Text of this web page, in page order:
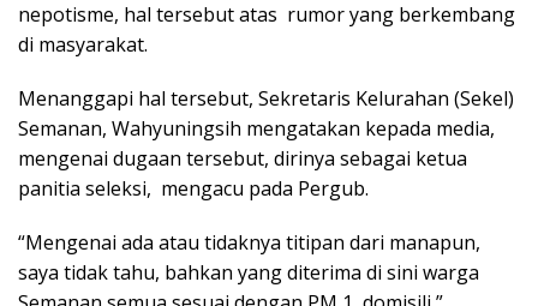
nepotisme, hal tersebut atas rumor yang berkembang
di masyarakat.
Menanggapi hal tersebut, Sekretaris Kelurahan (Sekel)
Semanan, Wahyuningsih mengatakan kepada media,
mengenai dugaan tersebut, dirinya sebagai ketua
panitia seleksi, mengacu pada Pergub.
“Mengenai ada atau tidaknya titipan dari manapun,
saya tidak tahu, bahkan yang diterima di sini warga